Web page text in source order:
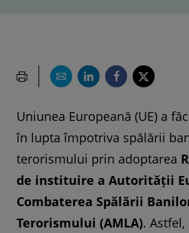
Uniunea Europeană (UE) a
în lupta împotriva spălării
terorismului prin adoptarea
de instituire a Autorității
Combaterea Spălării
Terorismului (AMLA).